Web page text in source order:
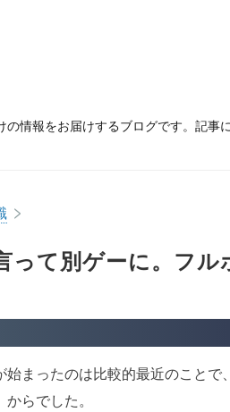
情報をお届けするブログです。記事
>
って別ゲーに。フ
まったのは比較的最近のことで
らでした。